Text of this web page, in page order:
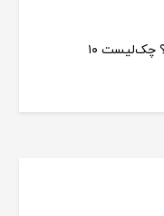
لپ‌تاپ استوک یا نو؟ چک‌لیست ۱۰